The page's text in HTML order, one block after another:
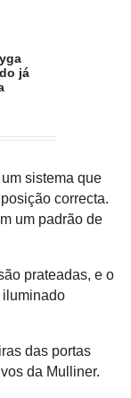
já
sistema que
correcta.
um padrão de
prateadas, e o
das portas
da Mulliner.